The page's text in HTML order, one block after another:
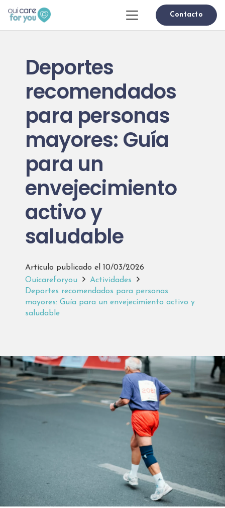
Contacto
Deportes
recomendados
para personas
mayores: Guía
para un
envejecimiento
activo y
saludable
Artículo publicado el 10/03/2026
Ouicareforyou
Actividades
Deportes recomendados para personas
mayores: Guía para un envejecimiento activo y
saludable